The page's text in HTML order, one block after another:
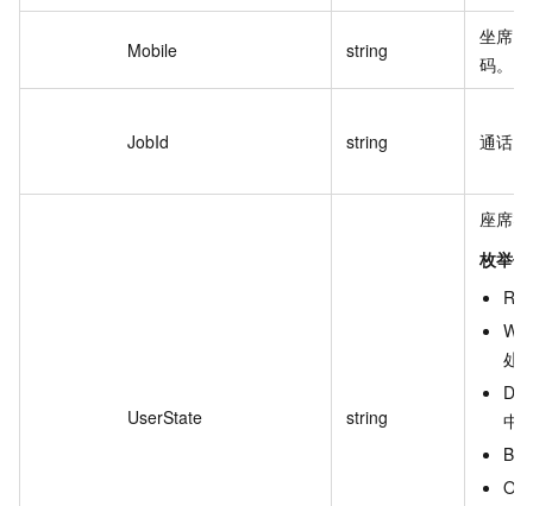
Mobile string
坐席
码。
JobId string 通话
UserState string
座席
枚举
处
中